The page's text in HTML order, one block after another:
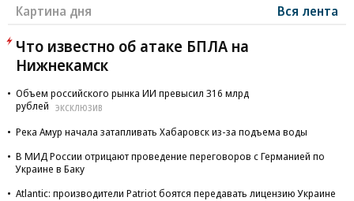
Картина дня Вся лента
Что известно об атаке БПЛА на
Нижнекамск
Объем российского рынка ИИ превысил 316 млрд
рублей
ЭКСКЛЮЗИВ
Река Амур начала затапливать Хабаровск из-за подъема воды
В МИД России отрицают проведение переговоров с Германией по
Украине в Баку
Atlantic: производители Patriot боятся передавать лицензию Украине